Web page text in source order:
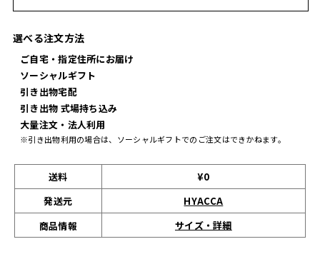
選べる注文方法
ご自宅・指定住所にお届け
ソーシャルギフト
引き出物宅配
引き出物 式場持ち込み
大量注文・法人利用
※引き出物利用の場合は、ソーシャルギフトでのご注文はできかねます。
送料
¥0
発送元
HYACCA
商品情報
サイズ・詳細